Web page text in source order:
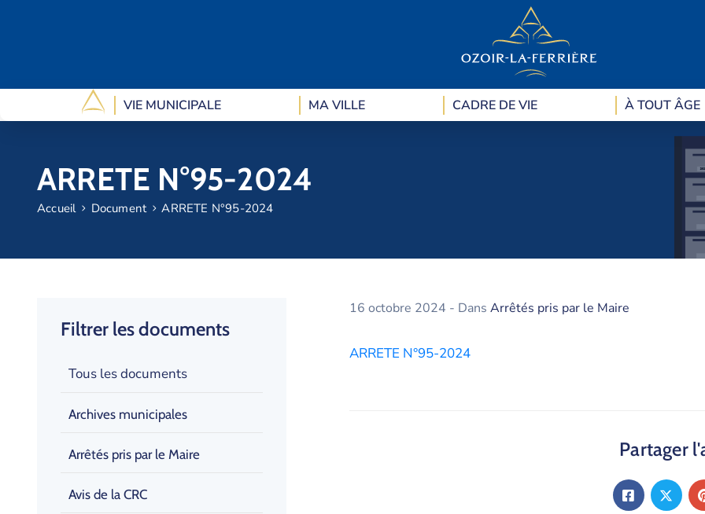
VIE MUNICIPALE MA VILLE CADRE DE VIE À TOUT ÂGE
ARRETE N°95-2024
Accueil Document ARRETE N°95-2024
Filtrer les documents
Tous les documents
Archives municipales
Arrêtés pris par le Maire
Avis de la CRC
16 octobre 2024 - Dans Arrêtés pris par le Maire
ARRETE N°95-2024
Partager